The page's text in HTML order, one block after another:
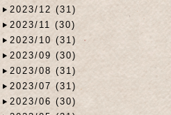
2023/12 (31)
2023/11 (30)
2023/10 (31)
2023/09 (30)
2023/08 (31)
2023/07 (31)
2023/06 (30)